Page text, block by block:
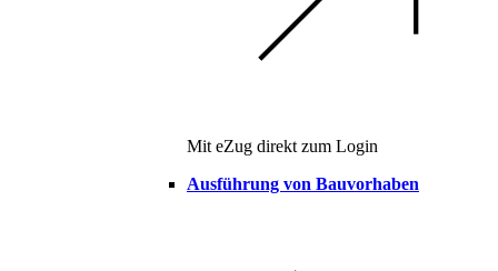
Mit eZug direkt zum Login
Ausführung von Bauvorhaben